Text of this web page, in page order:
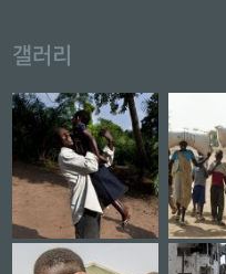
갤러리